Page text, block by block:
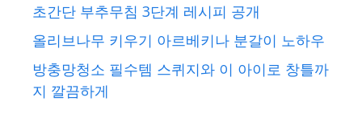
초간단 부추무침 3단계 레시피 공개
올리브나무 키우기 아르베키나 분갈이 노하우
방충망청소 필수템 스퀴지와 이 아이로 창틀까
지 깔끔하게